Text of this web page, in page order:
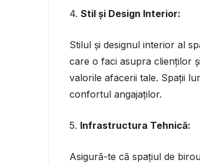
4. Stil și Design Interior:
Stilul și designul interior al
care o faci asupra clienților
valorile afacerii tale. Spații
confortul angajaților.
5. Infrastructura Tehnică:
Asigură-te că spațiul de